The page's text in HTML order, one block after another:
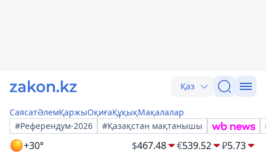
Қаз
СаясатӘлемҚаржыОқиғаҚұқықМақалалар
#Референдум-2026
#Қазақстан мақтанышы
+30° $467.48 €539.52 ₽5.73